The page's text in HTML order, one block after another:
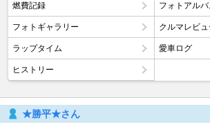
燃費記録 フォトアル
フォトギャラリー クルマレビ
ラップタイム 愛車ログ
ヒストリー
★勝平★さん